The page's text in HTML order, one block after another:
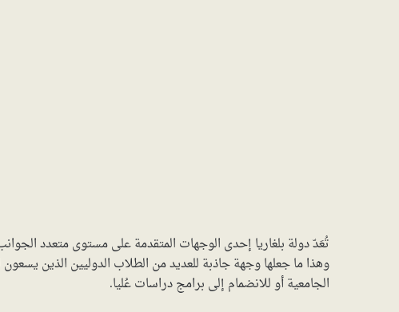
تُعَدّ دولة بلغاريا إحدى الوجهات المتقدمة على مستوى متعدد
وهذا ما جعلها وجهة جاذبة للعديد من الطلاب الدوليين الذين
الجامعية أو للانضمام إلى برامج دراسات عُليا.